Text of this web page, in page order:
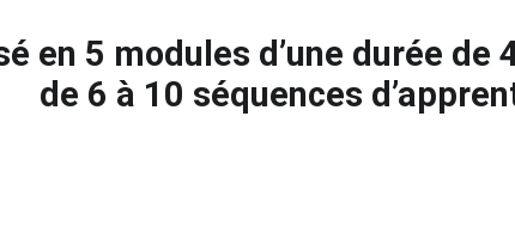
en 5 modules d’une durée
de 6 à 10 séquences